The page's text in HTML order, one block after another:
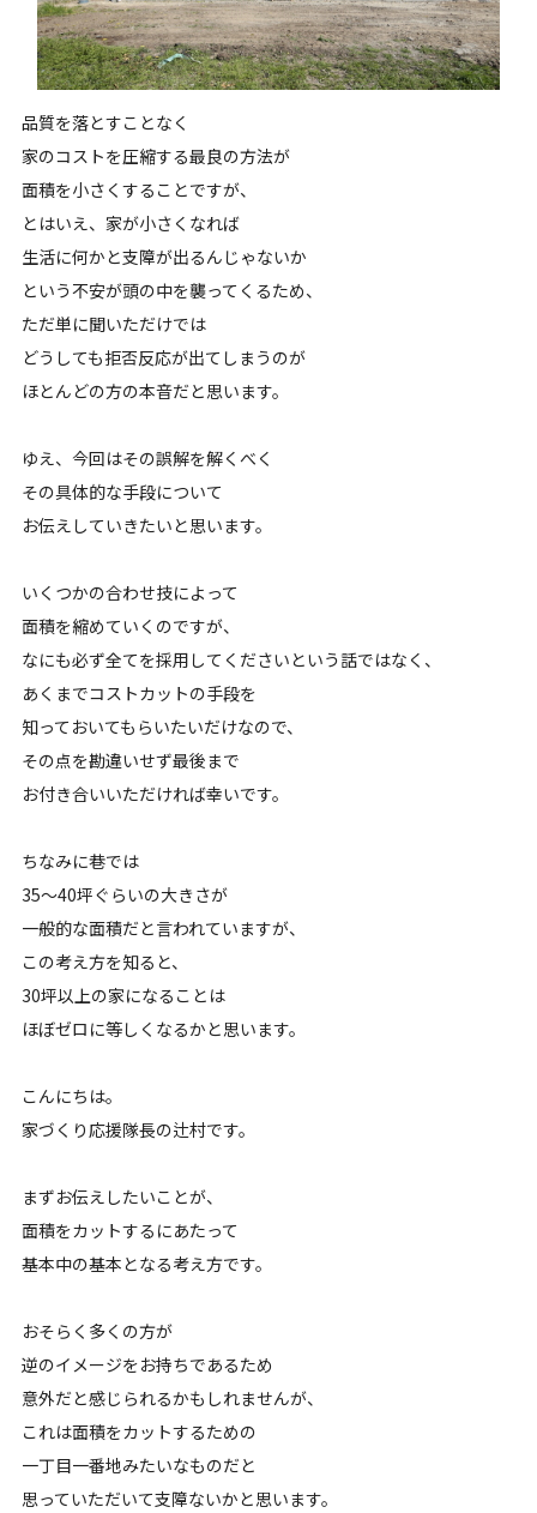
品質を落とすことなく
家のコストを圧縮する最良の方法が
面積を小さくすることですが、
とはいえ、家が小さくなれば
生活に何かと支障が出るんじゃないか
という不安が頭の中を襲ってくるため、
ただ単に聞いただけでは
どうしても拒否反応が出てしまうのが
ほとんどの方の本音だと思います。
ゆえ、今回はその誤解を解くべく
その具体的な手段について
お伝えしていきたいと思います。
いくつかの合わせ技によって
面積を縮めていくのですが、
なにも必ず全てを採用してくださいという話ではなく、
あくまでコストカットの手段を
知っておいてもらいたいだけなので、
その点を勘違いせず最後まで
お付き合いいただければ幸いです。
ちなみに巷では
35〜40坪ぐらいの大きさが
一般的な面積だと言われていますが、
この考え方を知ると、
30坪以上の家になることは
ほぼゼロに等しくなるかと思います。
こんにちは。
家づくり応援隊長の辻村です。
まずお伝えしたいことが、
面積をカットするにあたって
基本中の基本となる考え方です。
おそらく多くの方が
逆のイメージをお持ちであるため
意外だと感じられるかもしれませんが、
これは面積をカットするための
一丁目一番地みたいなものだと
思っていただいて支障ないかと思います。